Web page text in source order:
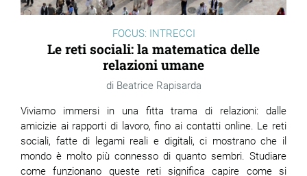
FOCUS: INTRECCI
Le reti sociali: la matematica delle
relazioni umane
Beatrice Rapisarda
Viviamo immersi in una fitta trama di relazioni: dalle
amicizie ai rapporti di lavoro, fino ai contatti online. Le reti
sociali, fatte di legami reali e digitali, ci mostrano che il
mondo è molto più connesso di quanto sembri. Studiare
come funzionano queste reti significa capire come si